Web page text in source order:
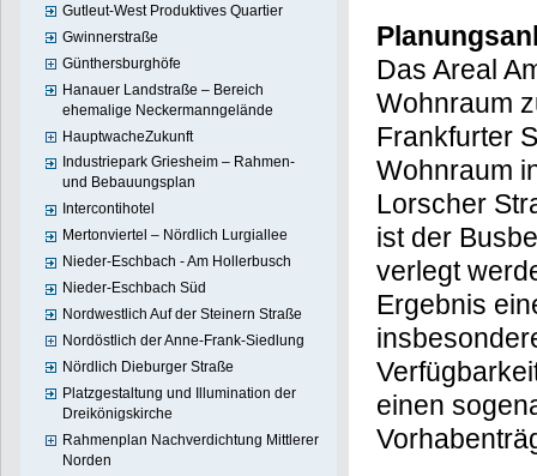
Gutleut-West Produktives Quartier
Gwinnerstraße
Günthersburghöfe
Hanauer Landstraße – Bereich
ehemalige Neckermanngelände
HauptwacheZukunft
Industriepark Griesheim – Rahmen-
und Bebauungsplan
Intercontihotel
Mertonviertel – Nördlich Lurgiallee
Nieder-Eschbach - Am Hollerbusch
Nieder-Eschbach Süd
Nordwestlich Auf der Steinern Straße
Nordöstlich der Anne-Frank-Siedlung
Nördlich Dieburger Straße
Platzgestaltung und Illumination der
Dreikönigskirche
Rahmenplan Nachverdichtung Mittlerer
Norden
Das Areal
Wohnraum
Frankfurter
Wohnraum
Lorscher
ist der
verlegt
Ergebnis
einen